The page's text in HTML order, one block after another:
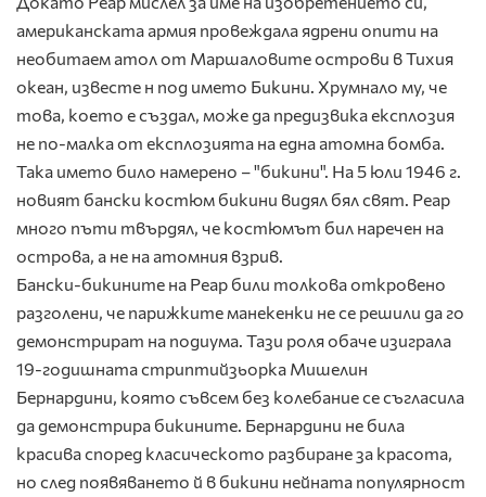
американската армия провеждала ядрени опити на
необитаем атол от Маршаловите острови в Тихия
океан, известе н под името Бикини. Хрумнало му, че
това, което е създал, може да предизвика експлозия
не по-малка от експлозията на една атомна бомба.
Така името било намерено – "бикини". На 5 юли 1946 г.
новият бански костюм бикини видял бял свят. Реар
много пъти твърдял, че костюмът бил наречен на
острова, а не на атомния взрив.
Бански-бикините на Реар били толкова откровено
разголени, че парижките манекенки не се решили да го
демонстрират на подиума. Тази роля обаче изиграла
19-годишната стриптийзьорка Мишелин
Бернардини, която съвсем без колебание се съгласила
да демонстрира бикините. Бернардини не била
красива според класическото разбиране за красота,
но след появяването й в бикини нейната популярност